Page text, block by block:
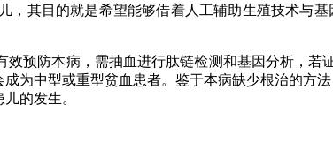
其目的就是希望能够借着人工辅助生殖技术与基
防本病，需抽血进行肽链检测和基因分析，若
为中型或重型贫血患者。鉴于本病缺少根治的方
的发生。